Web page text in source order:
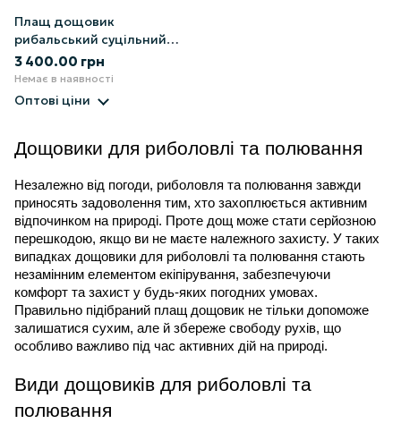
Плащ дощовик
рибальський суцільний
(100 штук)
3 400.00 грн
Немає в наявності
Оптові ціни
Дощовики для риболовлі та полювання
Незалежно від погоди, риболовля та полювання завжди
приносять задоволення тим, хто захоплюється активним
відпочинком на природі. Проте дощ може стати серйозною
перешкодою, якщо ви не маєте належного захисту. У таких
випадках дощовики для риболовлі та полювання стають
незамінним елементом екіпірування, забезпечуючи
комфорт та захист у будь-яких погодних умовах.
Правильно підібраний плащ дощовик не тільки допоможе
залишатися сухим, але й збереже свободу рухів, що
особливо важливо під час активних дій на природі.
Види дощовиків для риболовлі та
полювання